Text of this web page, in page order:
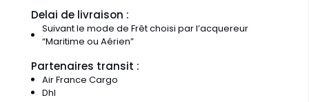
Delai de livraison :
Suivant le mode de Frêt choisi par l’acquereur
“Maritime ou Aérien”
Partenaires transit :
Air France Cargo
Dhl